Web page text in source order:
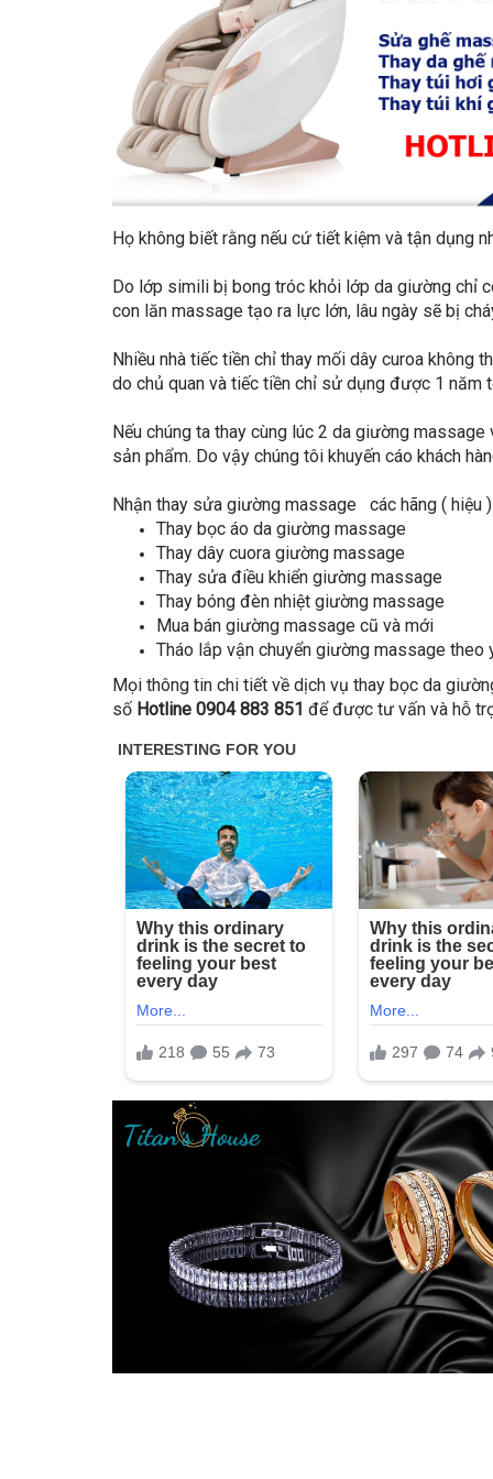
Họ không biết rằng nếu cứ tiết kiệm và tận dụng
Do lớp simili bị bong tróc khỏi lớp da giường chỉ
con lăn massage tạo ra lực lớn, lâu ngày sẽ bị
Nhiều nhà tiếc tiền chỉ thay mối dây curoa không
do chủ quan và tiếc tiền chỉ sử dụng được 1 năm
Nếu chúng ta thay cùng lúc 2 da giường
sản phẩm. Do vậy chúng tôi khuyến cáo khách
Nhận thay sửa giường massage các hãng ( hiệu
Thay bọc áo da giường massage
Thay dây cuora giường massage
Thay sửa điều khiển giường massage
Thay bóng đèn nhiệt giường massage
Mua bán giường massage cũ và mới
Tháo lắp vận chuyển giường massage theo
Mọi thông tin chi tiết về dịch vụ thay bọc da
số Hotline 0904 883 851 để được tư vấn và hỗ